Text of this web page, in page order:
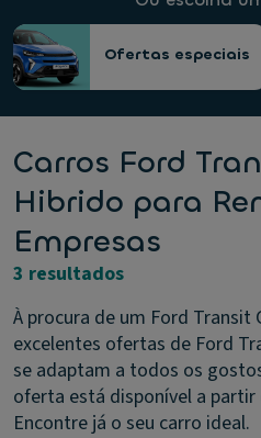
Ofertas especiais
Carros Ford
Hibrido para
Empresas
3 resultados
À procura de um Ford Transit
excelentes ofertas de Ford
se adaptam a todos os
oferta está disponível a partir
Encontre já o seu carro ideal.